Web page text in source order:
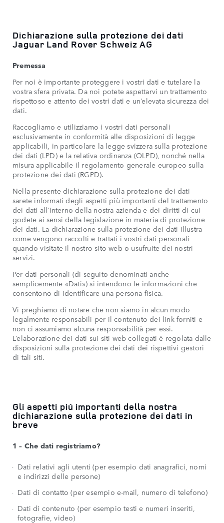
Dichiarazione sulla protezione dei dati
Jaguar Land Rover Schweiz AG
Premessa
Per noi è importante proteggere i vostri dati e tutelare la
vostra sfera privata. Da noi potete aspettarvi un trattamento
rispettoso e attento dei vostri dati e un’elevata sicurezza dei
dati.
Raccogliamo e utilizziamo i vostri dati personali
esclusivamente in conformità alle disposizioni di legge
applicabili, in particolare la legge svizzera sulla protezione
dei dati (LPD) e la relativa ordinanza (OLPD), nonché nella
misura applicabile il regolamento generale europeo sulla
protezione dei dati (RGPD).
Nella presente dichiarazione sulla protezione dei dati
sarete informati degli aspetti più importanti del trattamento
dei dati all’interno della nostra azienda e dei diritti di cui
godete ai sensi della legislazione in materia di protezione
dei dati. La dichiarazione sulla protezione dei dati illustra
come vengono raccolti e trattati i vostri dati personali
quando visitate il nostro sito web o usufruite dei nostri
servizi.
Per dati personali (di seguito denominati anche
semplicemente «Dati») si intendono le informazioni che
consentono di identificare una persona fisica.
Vi preghiamo di notare che non siamo in alcun modo
legalmente responsabili per il contenuto dei link forniti e
non ci assumiamo alcuna responsabilità per essi.
L’elaborazione dei dati sui siti web collegati è regolata dalle
disposizioni sulla protezione dei dati dei rispettivi gestori
di tali siti.
Gli aspetti più importanti della nostra
dichiarazione sulla protezione dei dati in
breve
1 – Che dati registriamo?
Dati relativi agli utenti (per esempio dati anagrafici, nomi
e indirizzi delle persone)
Dati di contatto (per esempio e-mail, numero di telefono)
Dati di contenuto (per esempio testi e numeri inseriti,
fotografie, video)